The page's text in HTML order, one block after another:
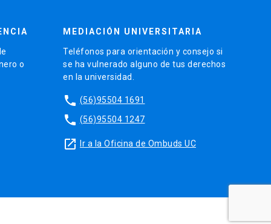
o
MEDIACIÓN UNIVERSITARIA
Teléfonos para orientación y consejo si
se ha vulnerado alguno de tus derechos
en la universidad.
phone (56)95504 1691
phone (56)95504 1247
launch Ir a la Oficina de Ombuds UC